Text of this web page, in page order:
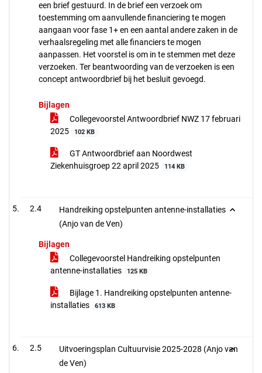
een brief gestuurd. In de brief een verzoek om
toestemming om aanvullende financiering te mogen
aangaan voor fase 1+ en een aantal andere zaken in de
verhaalsregeling met alle financiers te mogen
aanpassen. Het voorstel is om in te stemmen met deze
verzoeken. Ter beantwoording van de verzoeken is een
concept antwoordbrief bij het besluit gevoegd.
Bijlagen
Collegevoorstel Antwoordbrief NWZ 17 februari
2025
102 KB
GT Antwoordbrief aan Noordwest
Ziekenhuisgroep 22 april 2025
114 KB
2.4
Handreiking opstelpunten antenne-installaties
(Anjo van de Ven)
Bijlagen
Collegevoorstel Handreiking opstelpunten
antenne-installaties
125 KB
Bijlage 1. Handreiking opstelpunten antenne-
installaties
613 KB
2.5
Uitvoeringsplan Cultuurvisie 2025-2028 (Anjo van
de Ven)